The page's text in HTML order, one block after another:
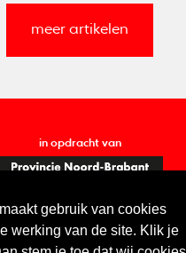
gebruik van cookies
werking van de site. Klik je
meer artikelen
in opdracht van